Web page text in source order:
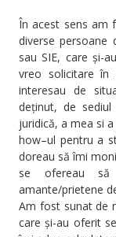
În acest sens am
diverse persoane
sau SIE, care și-
vreo solicitare în
interesau de
deținut, de
juridică, a mea si
how–ul pentru a
doreau să îmi
se ofereau
amante/prietene
Am fost sunat de
care și-au oferit